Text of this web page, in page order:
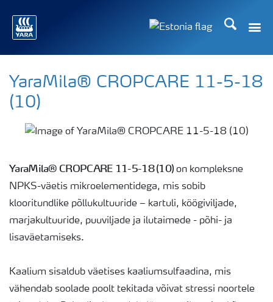
Otsi
YaraMila® CROPCARE 11-5-18
(10)
YaraMila® CROPCARE 11-5-18 (10)on kompleksne
NPKS-väetis mikroelementidega, mis sobib
klooritundlike põllukultuuride – kartuli, köögiviljade,
marjakultuuride, puuviljade ja ilutaimede - põhi- ja
lisaväetamiseks.
Kaalium sisaldub väetises kaaliumsulfaadina, mis
vähendab soolade poolt tekitada võivat stressi noortele